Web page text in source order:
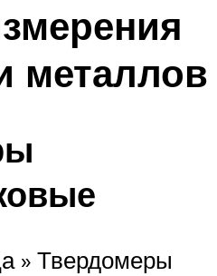
металлов
» Твердомеры